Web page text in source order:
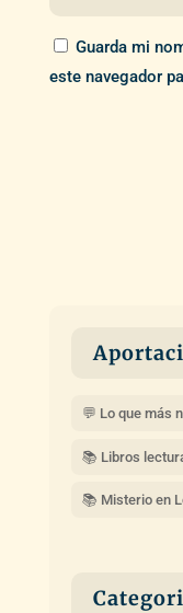
Guarda mi
este navegador
💬 Lo que más
📚 Libros
📚 Misterio en